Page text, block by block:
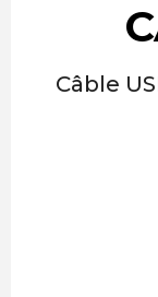
Câble